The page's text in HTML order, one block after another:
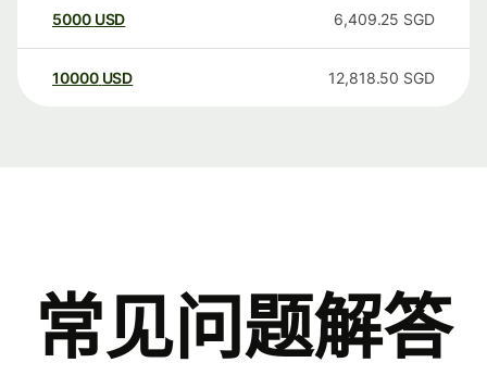
5000 USD 6,409.25 SGD
10000 USD 12,818.50 SGD
常见问题解答